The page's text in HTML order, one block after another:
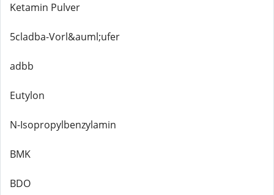
Ketamin Pulver
5cladba-Vorl&auml;ufer
adbb
Eutylon
N-Isopropylbenzylamin
BMK
BDO